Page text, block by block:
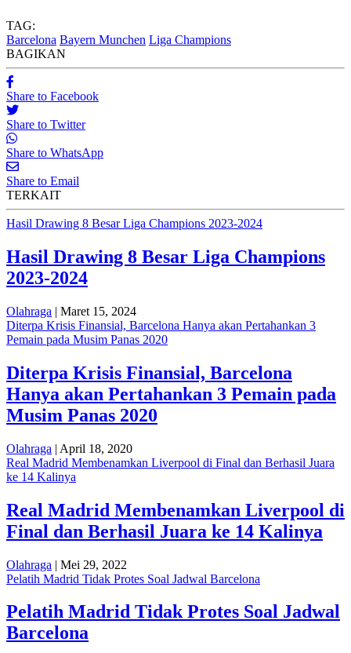
TAG:
Barcelona Bayern Munchen Liga Champions
BAGIKAN
Share to Facebook
Share to Twitter
Share to WhatsApp
Share to Email
TERKAIT
Hasil Drawing 8 Besar Liga Champions 2023-2024
Hasil Drawing 8 Besar Liga Champions
2023-2024
Olahraga | Maret 15, 2024
Diterpa Krisis Finansial, Barcelona Hanya akan Pertahankan 3
Pemain pada Musim Panas 2020
Diterpa Krisis Finansial, Barcelona
Hanya akan Pertahankan 3 Pemain pada
Musim Panas 2020
Olahraga | April 18, 2020
Real Madrid Membenamkan Liverpool di Final dan Berhasil Juara
ke 14 Kalinya
Real Madrid Membenamkan Liverpool di
Final dan Berhasil Juara ke 14 Kalinya
Olahraga | Mei 29, 2022
Pelatih Madrid Tidak Protes Soal Jadwal Barcelona
Pelatih Madrid Tidak Protes Soal Jadwal
Barcelona